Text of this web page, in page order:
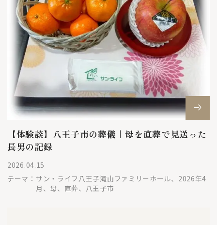
【体験談】八王子市の葬儀｜母を直葬で見送った
長男の記録
2026.04.15
テーマ： サン・ライフ八王子滝山ファミリーホール、2026年4
月、母、直葬、八王子市